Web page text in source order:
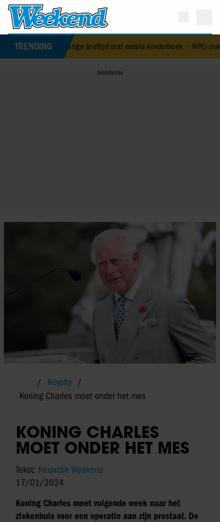
TRENDING
op 84-jarige leeftijd met eerste kinderboek•NPO-manager
Royalty
Koning Charles moet onder het mes
KONING CHARLES
MOET ONDER HET MES
Tekst: Redactie Weekend
17/01/2024
Koning Charles moet volgende week naar het
ziekenhuis voor een operatie aan zijn prostaat. De